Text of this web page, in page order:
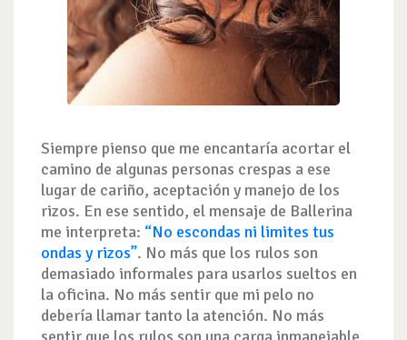
Siempre pienso que me encantaría acortar el
camino de algunas personas crespas a ese
lugar de cariño, aceptación y manejo de los
rizos. En ese sentido, el mensaje de Ballerina
me interpreta: “No escondas ni limites tus
ondas y rizos”. No más que los rulos son
demasiado informales para usarlos sueltos en
la oficina. No más sentir que mi pelo no
debería llamar tanto la atención. No más